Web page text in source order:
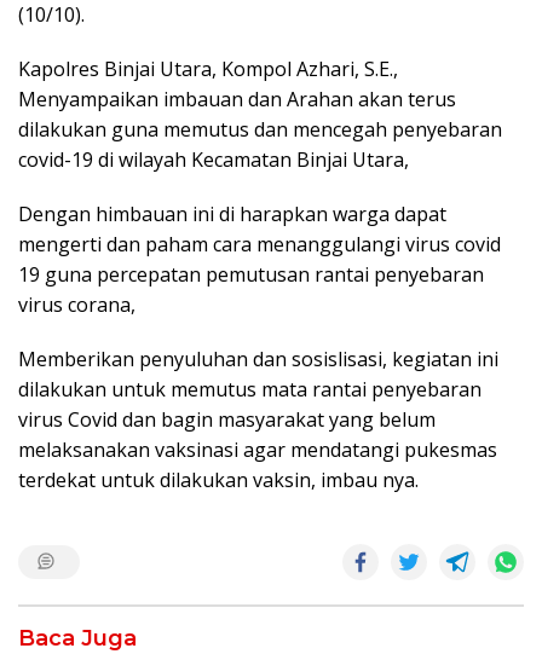
(10/10).
Kapolres Binjai Utara, Kompol Azhari, S.E.,
Menyampaikan imbauan dan Arahan akan terus
dilakukan guna memutus dan mencegah penyebaran
covid-19 di wilayah Kecamatan Binjai Utara,
Dengan himbauan ini di harapkan warga dapat
mengerti dan paham cara menanggulangi virus covid
19 guna percepatan pemutusan rantai penyebaran
virus corana,
Memberikan penyuluhan dan sosislisasi, kegiatan ini
dilakukan untuk memutus mata rantai penyebaran
virus Covid dan bagin masyarakat yang belum
melaksanakan vaksinasi agar mendatangi pukesmas
terdekat untuk dilakukan vaksin, imbau nya.
Baca Juga